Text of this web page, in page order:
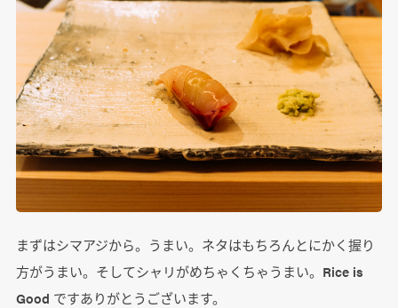
まずはシマアジから。うまい。ネタはもちろんとにかく握り
方がうまい。そしてシャリがめちゃくちゃうまい。Rice is
Good ですありがとうございます。